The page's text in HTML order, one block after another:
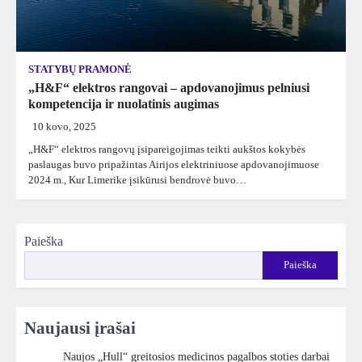
STATYBŲ PRAMONĖ
„H&F“ elektros rangovai – apdovanojimus pelniusi
kompetencija ir nuolatinis augimas
10 kovo, 2025
„H&F“ elektros rangovų įsipareigojimas teikti aukštos kokybės
paslaugas buvo pripažintas Airijos elektriniuose apdovanojimuose
2024 m., Kur Limerike įsikūrusi bendrovė buvo…
Paieška
Paieška
Naujausi įrašai
Naujos „Hull“ greitosios medicinos pagalbos stoties darbai